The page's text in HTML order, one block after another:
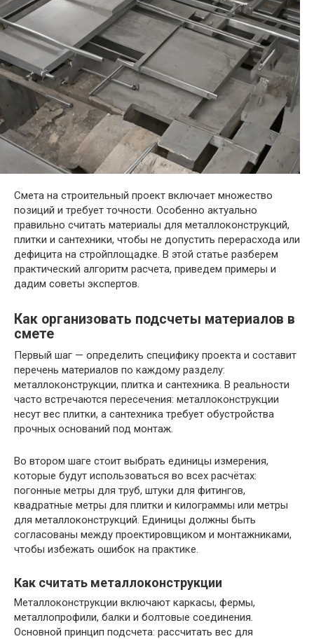
Смета на строительный проект включает множество
позиций и требует точности. Особенно актуально
правильно считать материалы для металлоконструкций,
плитки и сантехники, чтобы не допустить перерасхода или
дефицита на стройплощадке. В этой статье разберем
практический алгоритм расчета, приведем примеры и
дадим советы экспертов.
Как организовать подсчеты материалов в
смете
Первый шаг — определить специфику проекта и составит
перечень материалов по каждому разделу:
металлоконструкции, плитка и сантехника. В реальности
часто встречаются пересечения: металлоконструкции
несут вес плитки, а сантехника требует обустройства
прочных оснований под монтаж.
Во втором шаге стоит выбрать единицы измерения,
которые будут использоваться во всех расчётах:
погонные метры для труб, штуки для фитингов,
квадратные метры для плитки и килограммы или метры
для металлоконструкций. Единицы должны быть
согласованы между проектировщиком и монтажниками,
чтобы избежать ошибок на практике.
Как считать металлоконструкции
Металлоконструкции включают каркасы, фермы,
металлопрофили, балки и болтовые соединения.
Основной принцип подсчета: рассчитать вес для